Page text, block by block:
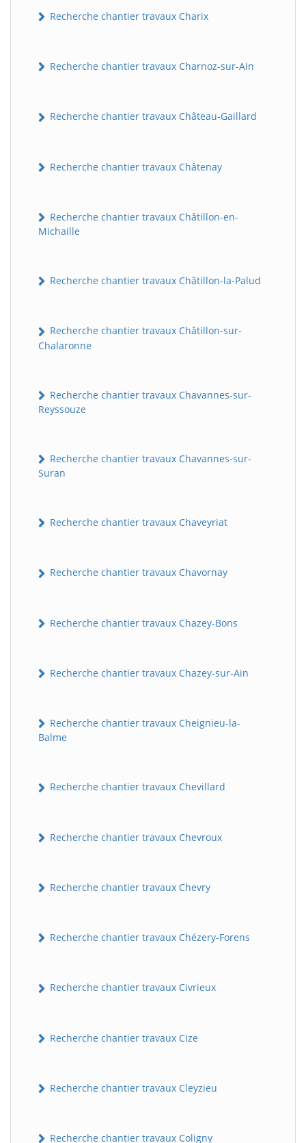
Recherche chantier travaux Charix
Recherche chantier travaux Charnoz-sur-Ain
Recherche chantier travaux Château-Gaillard
Recherche chantier travaux Châtenay
Recherche chantier travaux Châtillon-en-
Michaille
Recherche chantier travaux Châtillon-la-Palud
Recherche chantier travaux Châtillon-sur-
Chalaronne
Recherche chantier travaux Chavannes-sur-
Reyssouze
Recherche chantier travaux Chavannes-sur-
Suran
Recherche chantier travaux Chaveyriat
Recherche chantier travaux Chavornay
Recherche chantier travaux Chazey-Bons
Recherche chantier travaux Chazey-sur-Ain
Recherche chantier travaux Cheignieu-la-
Balme
Recherche chantier travaux Chevillard
Recherche chantier travaux Chevroux
Recherche chantier travaux Chevry
Recherche chantier travaux Chézery-Forens
Recherche chantier travaux Civrieux
Recherche chantier travaux Cize
Recherche chantier travaux Cleyzieu
Recherche chantier travaux Coligny
BatiWebPro